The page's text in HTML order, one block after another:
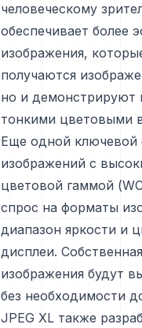
человеческому
обеспечивает более
изображения,
получаются
но и демонстрируют
тонкими цветовыми
Еще одной ключевой
изображений с
цветовой гаммой
спрос на форматы
диапазон яркости и
дисплеи.
изображения будут
без необходимости
JPEG XL также